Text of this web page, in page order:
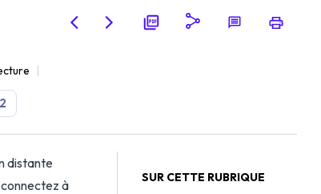
distante
à
SUR CETTE RUBRIQUE